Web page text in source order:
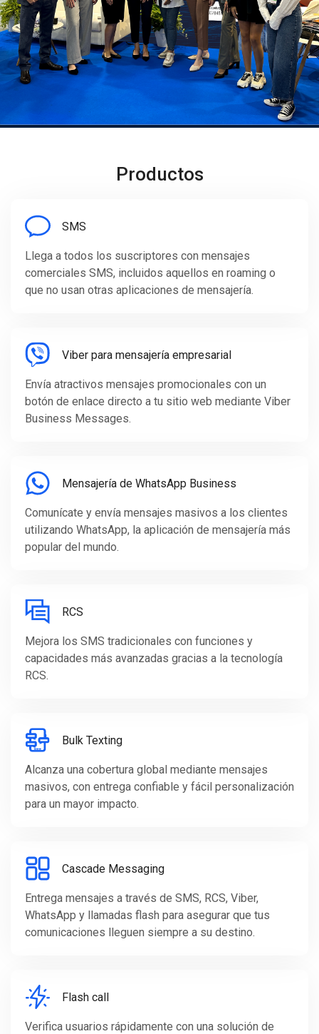
Productos
SMS
Llega a todos los suscriptores con mensajes
comerciales SMS, incluidos aquellos en roaming o
que no usan otras aplicaciones de mensajería.
Viber para mensajería empresarial
Envía atractivos mensajes promocionales con un
botón de enlace directo a tu sitio web mediante Viber
Business Messages.
Mensajería de WhatsApp Business
Comunícate y envía mensajes masivos a los clientes
utilizando WhatsApp, la aplicación de mensajería más
popular del mundo.
RCS
Mejora los SMS tradicionales con funciones y
capacidades más avanzadas gracias a la tecnología
RCS.
Bulk Texting
Alcanza una cobertura global mediante mensajes
masivos, con entrega confiable y fácil personalización
para un mayor impacto.
Cascade Messaging
Entrega mensajes a través de SMS, RCS, Viber,
WhatsApp y llamadas flash para asegurar que tus
comunicaciones lleguen siempre a su destino.
Flash call
Verifica usuarios rápidamente con una solución de